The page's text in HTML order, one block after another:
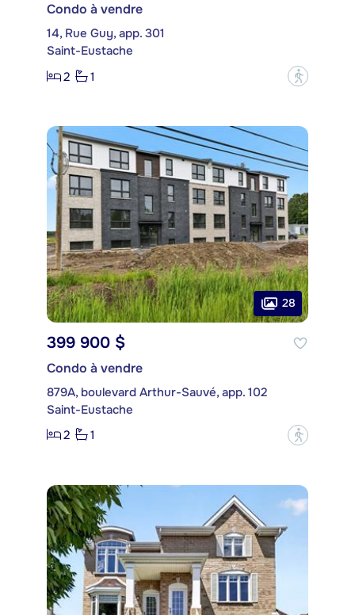
Condo à vendre
14, Rue Guy, app. 301
Saint-Eustache
2
1 ?
28
399 900 $
Condo à vendre
879A, boulevard Arthur-Sauvé, app. 102
Saint-Eustache
2
1 ?